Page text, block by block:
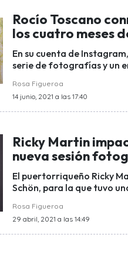
Rocío Toscano
los cuatro meses
En su cuenta de
serie de fotografías y un
Rosa Figueroa
14 junio, 2021 a las 17:40
Ricky Martin
nueva sesión
El puertorriqueño Ricky
Schön, para la que tuvo
Rosa Figueroa
29 abril, 2021 a las 14:49